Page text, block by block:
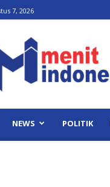
7, 2026
Indonesia
NEWS POLITIK